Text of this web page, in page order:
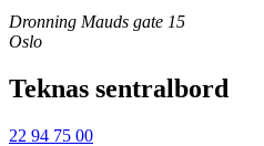
Dronning Mauds gate 15
Oslo
Teknas sentralbord
22 94 75 00